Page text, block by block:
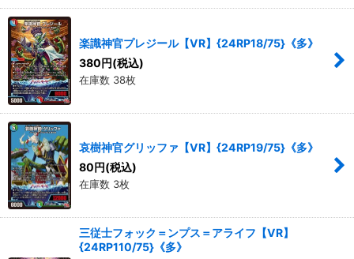
楽識神官プレジール【VR】{24RP18/75}《多》
380円(税込)
在庫数 38枚
哀樹神官グリッファ【VR】{24RP19/75}《多》
80円(税込)
在庫数 3枚
三従士フォック＝ンプス＝アライフ【VR】
{24RP110/75}《多》